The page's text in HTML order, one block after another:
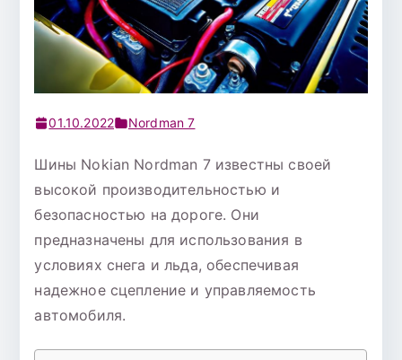
01.10.2022 Nordman 7
Шины Nokian Nordman 7 известны своей
высокой производительностью и
безопасностью на дороге. Они
предназначены для использования в
условиях снега и льда, обеспечивая
надежное сцепление и управляемость
автомобиля.